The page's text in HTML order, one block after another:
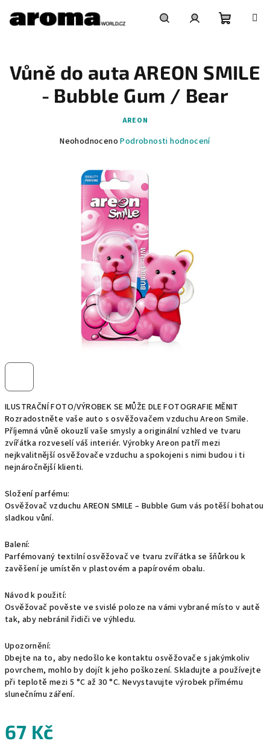
obsah
košík
ILUSTRAČNÍ FOTO/VÝROBEK SE MŮŽE DLE FOTOGRAFIE MĚNIT
Rozradostněte vaše auto s osvěžovačem vzduchu Areon Smile.
Příjemná vůně okouzlí vaše smysly a originální vzhled ve tvaru
zvířátka rozveselí váš interiér. Výrobky Areon patří mezi
nejkvalitnější osvěžovače vzduchu a spokojeni s nimi budou i ti
nejnáročnější klienti.
Složení parfému:
Osvěžovač vzduchu AREON SMILE – Bubble Gum vás potěší bohatou
sladkou vůní.
Balení:
Parfémovaný textilní osvěžovač ve tvaru zvířátka se šňůrkou k
zavěšení je umístěn v plastovém a papírovém obalu.
Návod k použití:
Osvěžovač pověste ve svislé poloze na vámi vybrané místo v autě
tak, aby nebránil řidiči ve výhledu.
Upozornění:
Dbejte na to, aby nedošlo ke kontaktu osvěžovače s jakýmkoliv
povrchem, mohlo by dojít k jeho poškození. Skladujte a používejte
při teplotě mezi 5 °C až 30 °C. Nevystavujte výrobek přímému
slunečnímu záření.
67 Kč
Vůně do auta AREON SMILE
- Bubble Gum / Bear
AREON
Průměrné
hvězdiček.
Neohodnoceno Podrobnosti hodnocení